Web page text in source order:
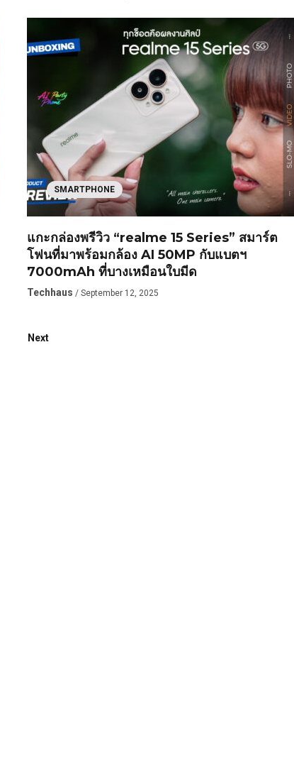
SMARTPHONE
แกะกล่องพรีวิว “realme 15 Series” สมาร์ต
โฟนที่มาพร้อมกล้อง AI 50MP กับแบตฯ
7000mAh ที่บางเหมือนใบมีด
Techhaus / September 12, 2025
Next